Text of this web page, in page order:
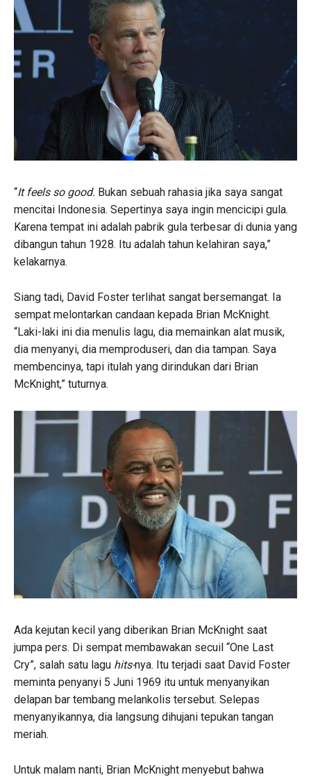
“It feels so good. Bukan sebuah rahasia jika saya sangat
mencitai Indonesia. Sepertinya saya ingin mencicipi gula.
Karena tempat ini adalah pabrik gula terbesar di dunia yang
dibangun tahun 1928. Itu adalah tahun kelahiran saya,”
kelakarnya.
Siang tadi, David Foster terlihat sangat bersemangat. Ia
sempat melontarkan candaan kepada Brian McKnight.
“Laki-laki ini dia menulis lagu, dia memainkan alat musik,
dia menyanyi, dia memproduseri, dan dia tampan. Saya
membencinya, tapi itulah yang dirindukan dari Brian
McKnight,” tuturnya.
Ada kejutan kecil yang diberikan Brian McKnight saat
jumpa pers. Di sempat membawakan secuil “One Last
Cry”, salah satu lagu hits-nya. Itu terjadi saat David Foster
meminta penyanyi 5 Juni 1969 itu untuk menyanyikan
delapan bar tembang melankolis tersebut. Selepas
menyanyikannya, dia langsung dihujani tepukan tangan
meriah.
Untuk malam nanti, Brian McKnight menyebut bahwa